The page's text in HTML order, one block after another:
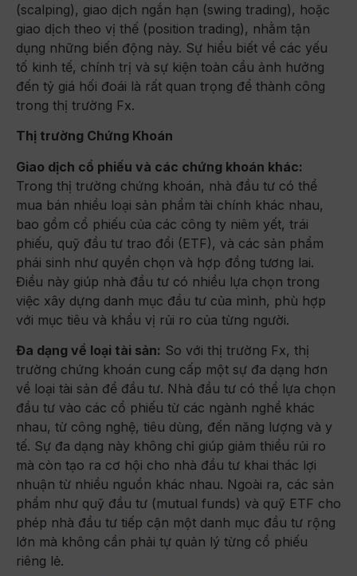
(scalping), giao dịch ngắn hạn (swing trading), hoặc
giao dịch theo vị thế (position trading), nhằm tận
dụng những biến động này. Sự hiểu biết về các yếu
tố kinh tế, chính trị và sự kiện toàn cầu ảnh hưởng
đến tỷ giá hối đoái là rất quan trọng để thành công
trong thị trường Fx.
Thị trường Chứng Khoán
Giao dịch cổ phiếu và các chứng khoán khác:
Trong thị trường chứng khoán, nhà đầu tư có thể
mua bán nhiều loại sản phẩm tài chính khác nhau,
bao gồm cổ phiếu của các công ty niêm yết, trái
phiếu, quỹ đầu tư trao đổi (ETF), và các sản phẩm
phái sinh như quyền chọn và hợp đồng tương lai.
Điều này giúp nhà đầu tư có nhiều lựa chọn trong
việc xây dựng danh mục đầu tư của mình, phù hợp
với mục tiêu và khẩu vị rủi ro của từng người.
Đa dạng về loại tài sản: So với thị trường Fx, thị
trường chứng khoán cung cấp một sự đa dạng hơn
về loại tài sản để đầu tư. Nhà đầu tư có thể lựa chọn
đầu tư vào các cổ phiếu từ các ngành nghề khác
nhau, từ công nghệ, tiêu dùng, đến năng lượng và y
tế. Sự đa dạng này không chỉ giúp giảm thiểu rủi ro
mà còn tạo ra cơ hội cho nhà đầu tư khai thác lợi
nhuận từ nhiều nguồn khác nhau. Ngoài ra, các sản
phẩm như quỹ đầu tư (mutual funds) và quỹ ETF cho
phép nhà đầu tư tiếp cận một danh mục đầu tư rộng
lớn mà không cần phải tự quản lý từng cổ phiếu
riêng lẻ.